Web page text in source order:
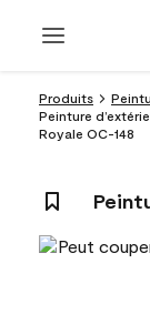
Produits
Peinture
Royale OC-148